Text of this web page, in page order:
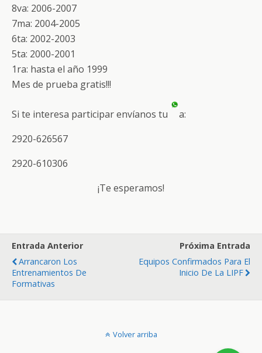
8va: 2006-2007
7ma: 2004-2005
6ta: 2002-2003
5ta: 2000-2001
1ra: hasta el año 1999
Mes de prueba gratis!!!
Si te interesa participar envíanos tu
a:
2920-626567
2920-610306
¡Te esperamos!
Entrada Anterior
Arrancaron Los
Entrenamientos De
Formativas
Próxima Entrada
Equipos Confirmados Para El
Inicio De La LIPF
Volver arriba